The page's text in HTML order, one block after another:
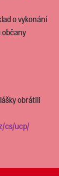
o vykonání
občany
obrátili
cs/ucp/